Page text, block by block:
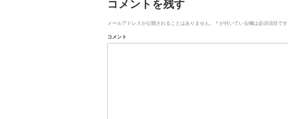
コメントを残す
メールアドレスが公開されることはありません。 * が付いている欄は必須項目です
コメント